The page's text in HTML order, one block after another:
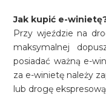
Jak kupić e-
Przy wjeździe na
maksymalnej
posiadać ważną e-
za e-winietę należy
lub drogę